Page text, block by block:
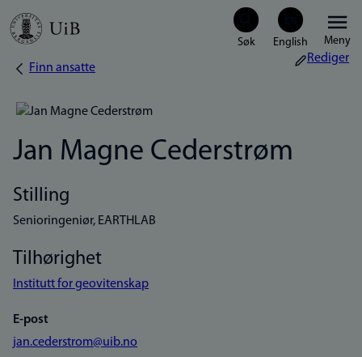
Hopp
Meny
Navigasjonssti
Finn ansatte
Rediger
Jan Magne Cederstrøm
Stilling
Senioringeniør, EARTHLAB
Tilhørighet
Institutt for geovitenskap
E-post
jan.cederstrom@uib.no